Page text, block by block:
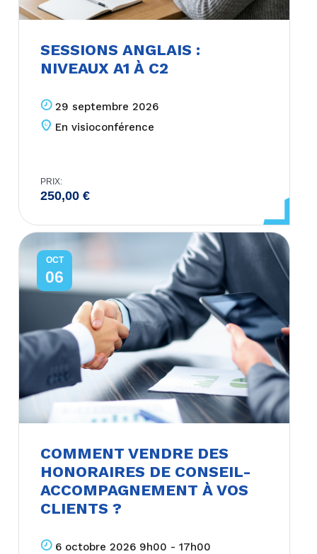
SESSIONS ANGLAIS :
NIVEAUX A1 À C2
29 septembre 2026
En visioconférence
PRIX:
250,00€
OCT
06
COMMENT VENDRE DES
HONORAIRES DE CONSEIL-
ACCOMPAGNEMENT À VOS
CLIENTS ?
6 octobre 2026 9h00 - 17h00